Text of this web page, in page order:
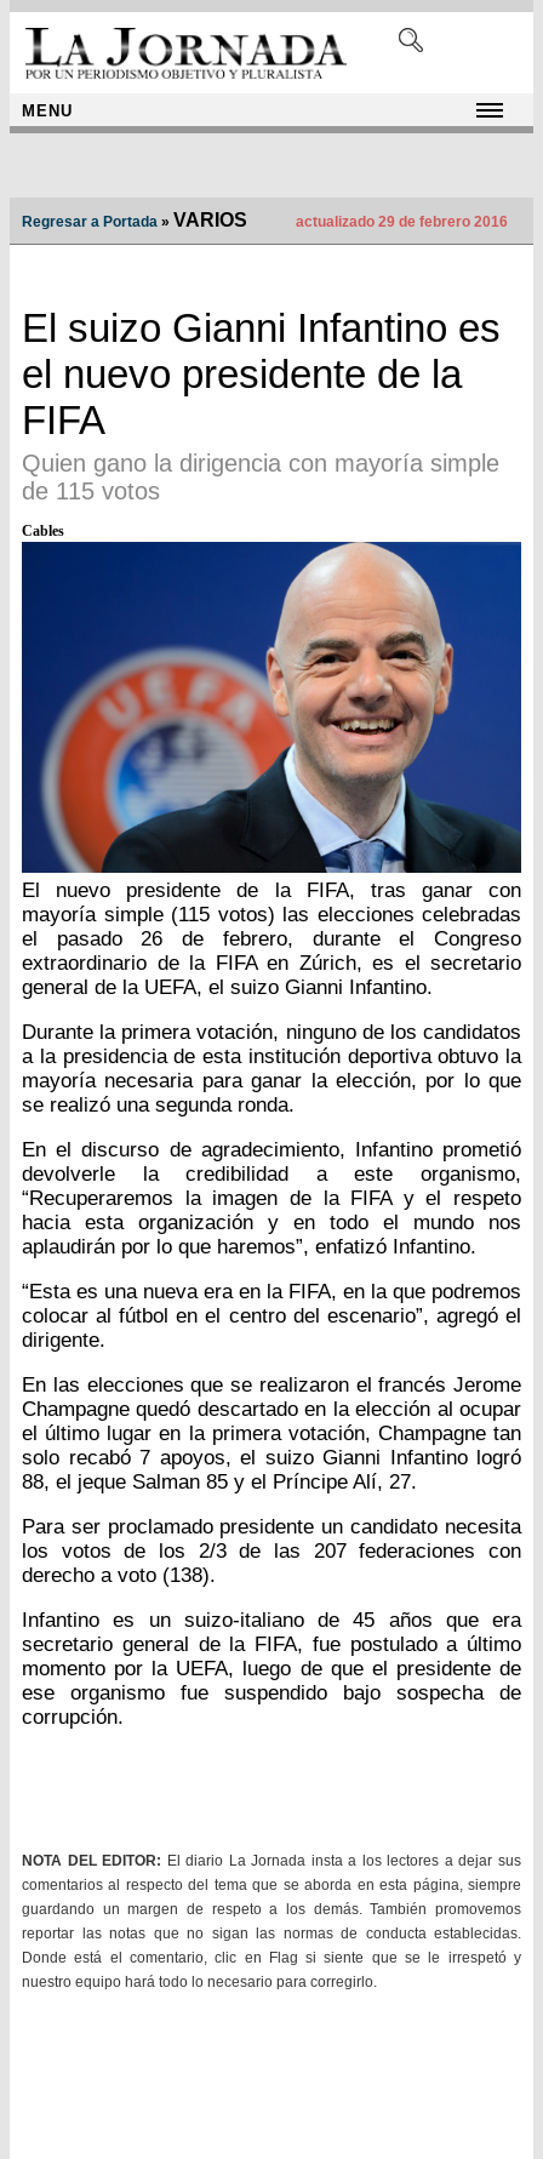
MENU
Regresar a Portada » VARIOS actualizado 29 de febrero 2016
El suizo Gianni Infantino es
el nuevo presidente de la
FIFA
Quien gano la dirigencia con mayoría simple
de 115 votos
Cables
El nuevo presidente de la FIFA, tras ganar con
mayoría simple (115 votos) las elecciones celebradas
el pasado 26 de febrero, durante el Congreso
extraordinario de la FIFA en Zúrich, es el secretario
general de la UEFA, el suizo Gianni Infantino.
Durante la primera votación, ninguno de los candidatos
a la presidencia de esta institución deportiva obtuvo la
mayoría necesaria para ganar la elección, por lo que
se realizó una segunda ronda.
En el discurso de agradecimiento, Infantino prometió
devolverle la credibilidad a este organismo,
“Recuperaremos la imagen de la FIFA y el respeto
hacia esta organización y en todo el mundo nos
aplaudirán por lo que haremos”, enfatizó Infantino.
“Esta es una nueva era en la FIFA, en la que podremos
colocar al fútbol en el centro del escenario”, agregó el
dirigente.
En las elecciones que se realizaron el francés Jerome
Champagne quedó descartado en la elección al ocupar
el último lugar en la primera votación, Champagne tan
solo recabó 7 apoyos, el suizo Gianni Infantino logró
88, el jeque Salman 85 y el Príncipe Alí, 27.
Para ser proclamado presidente un candidato necesita
los votos de los 2/3 de las 207 federaciones con
derecho a voto (138).
Infantino es un suizo-italiano de 45 años que era
secretario general de la FIFA, fue postulado a último
momento por la UEFA, luego de que el presidente de
ese organismo fue suspendido bajo sospecha de
corrupción.
NOTA DEL EDITOR: El diario La Jornada insta a los lectores a dejar sus
comentarios al respecto del tema que se aborda en esta página, siempre
guardando un margen de respeto a los demás. También promovemos
reportar las notas que no sigan las normas de conducta establecidas.
Donde está el comentario, clic en Flag si siente que se le irrespetó y
nuestro equipo hará todo lo necesario para corregirlo.